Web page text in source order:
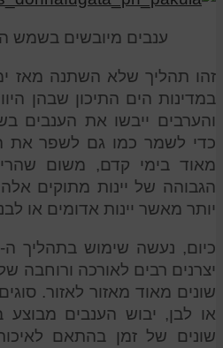
ענבים מיובשים בשמש
זהו תהליך שלא השתנה מאז
במדינות הים התיכון שבהן
והערבים ייבשו את הענבים
כדי לשמר כמו גם לשפר את
מאוד בימי קדם, משום
הגבוהה של יינות מתוקים
יותר מאשר יינות אדומים או
יצרנים רבים לאורכה ורוחבה
שונים מאוד מאזור לאזור.
או לבן, יבוש הענבים מבוצע
שונים של זמן בהתאם